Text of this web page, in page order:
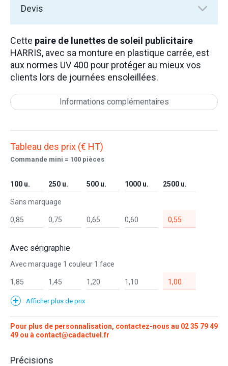
Devis
Cette paire de lunettes de soleil publicitaire
HARRIS, avec sa monture en plastique carrée, est
aux normes UV 400 pour protéger au mieux vos
clients lors de journées ensoleillées.
Informations complémentaires
Tableau des prix (€ HT)
Commande mini = 100 pièces
100 u. 250 u. 500 u. 1000 u. 2500 u.
Sans marquage
0,85 0,75 0,65 0,60 0,55
Avec sérigraphie
Avec marquage 1 couleur 1 face
1,85 1,45 1,20 1,10 1,00
Afficher plus de prix
Pour plus de personnalisation, contactez-nous au 02 35 79 49
49 ou à contact@cadactuel.fr
Précisions